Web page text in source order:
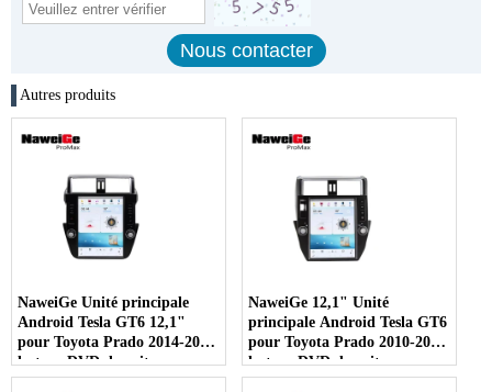
Autres produits
NaweiGe Unité principale
Android Tesla GT6 12,1"
pour Toyota Prado 2014-2017,
lecteur DVD de voiture pour
Toyota Land Cruiser Prado
NaweiGe 12,1" Unité
principale Android Tesla GT6
pour Toyota Prado 2010-2013,
lecteur DVD de voiture pour
Toyota Land Cruiser Prado